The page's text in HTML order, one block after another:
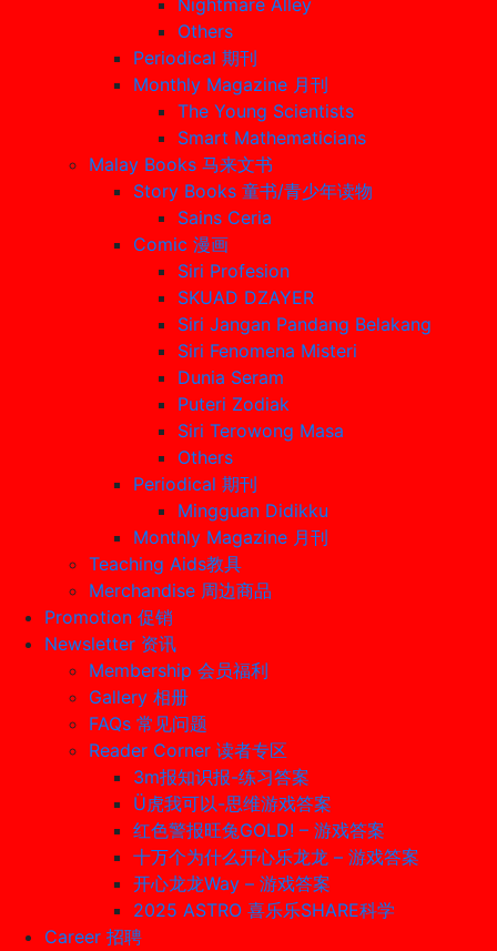
Nightmare Alley
Others
Periodical 期刊
Monthly Magazine 月刊
The Young Scientists
Smart Mathematicians
Malay Books 马来文书
Story Books 童书/青少年读物
Sains Ceria
Comic 漫画
Siri Profesion
SKUAD DZAYER
Siri Jangan Pandang Belakang
Siri Fenomena Misteri
Dunia Seram
Puteri Zodiak
Siri Terowong Masa
Others
Periodical 期刊
Mingguan Didikku
Monthly Magazine 月刊
Teaching Aids教具
Merchandise 周边商品
Promotion 促销
Newsletter 资讯
Membership 会员福利
Gallery 相册
FAQs 常见问题
Reader Corner 读者专区
3m报知识报-练习答案
Ü虎我可以-思维游戏答案
红色警报旺兔GOLD! – 游戏答案
十万个为什么开心乐龙龙 – 游戏答案
开心龙龙Way – 游戏答案
2025 ASTRO 喜乐乐SHARE科学
Career 招聘